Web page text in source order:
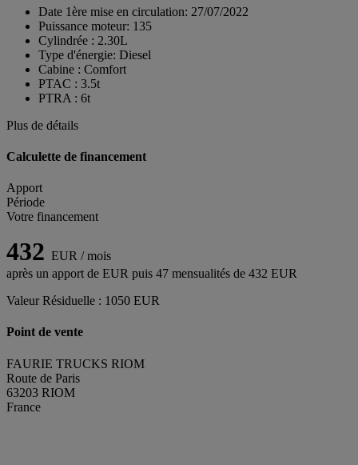
Date 1ère mise en circulation: 27/07/2022
Puissance moteur: 135
Cylindrée : 2.30L
Type d'énergie: Diesel
Cabine : Comfort
PTAC : 3.5t
PTRA : 6t
Plus de détails
Calculette de financement
Apport
Période
Votre financement
432 EUR / mois
après un apport de EUR puis 47 mensualités de 432 EUR
Valeur Résiduelle : 1050 EUR
Point de vente
FAURIE TRUCKS RIOM
Route de Paris
63203 RIOM
France